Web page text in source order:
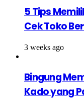
5 Tips
Cek Toko
3 weeks ago
Bingung
Kado yang